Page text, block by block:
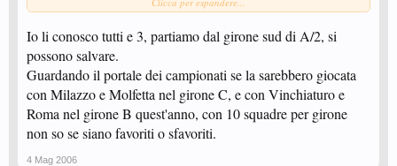
Amici miei questa è tutta la verità.
nascondere.
E poi da dove ti nasce tutta sta simpatia e sta amicizia per Santoro......
per lui loro non saranno mai i più forti! Mi spiace, ma è così!!!
Casalbordino in A2 , ma dove si presentano
.
I diritti li hanno presi da una squadra del Girone B di A2 di altra
regione.....come avranno fatto poi chissà???
Io li conosco tutti e 3, partiamo dal girone sud di A/2, si
possono salvare.
Guardando il portale dei campionati se la sarebbero giocata
con Milazzo e Molfetta nel girone C, e con Vinchiaturo e
Roma nel girone B quest'anno, con 10 squadre per girone
non so se siano favoriti o sfavoriti.
4 Mag 2006